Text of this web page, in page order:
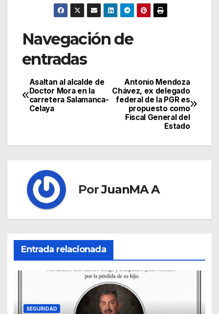
Navegación de
entradas
Antonio Mendoza
Chávez, ex delegado
federal de la PGR es
propuesto como
Fiscal General del
Estado
Asaltan al alcalde de
Doctor Mora en la
carretera Salamanca-
Celaya
PorJuanMA A
Entrada relacionada
SEGURIDAD